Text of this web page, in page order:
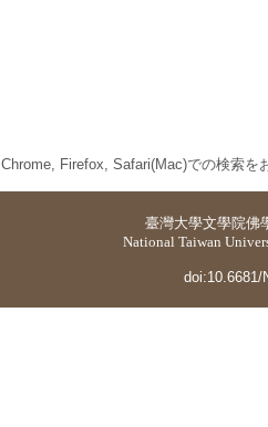
Chrome, Firefox, Safari(Mac)での検索を
臺灣大學文學院佛
National Taiwan
doi:10.6681/